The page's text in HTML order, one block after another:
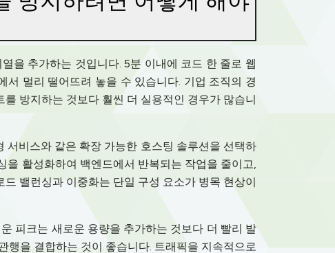
을 추가하는 것입니다. 5분 이내에 코드 한 줄로 웹
멀리 떨어뜨려 놓을 수 있습니다. 기업 조직의 경
방지하는 것보다 훨씬 더 실용적인 경우가 많습니
비스와 같은 확장 가능한 호스팅 솔루션을 선택하
활성화하여 백엔드에서 반복되는 작업을 줄이고,
밸런싱과 이중화는 단일 구성 요소가 병목 현상이
피크는 새로운 용량을 추가하는 것보다 더 빨리 발
을 결합하는 것이 좋습니다. 트래픽을 지속적으로